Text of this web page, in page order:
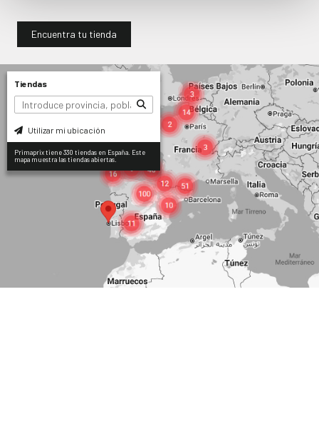
Encuentra tu tienda
Tiendas
Utilizar mi ubicación
Primaprix tiene 330 tiendas en España. Este
mapa muestra las tiendas abiertas.